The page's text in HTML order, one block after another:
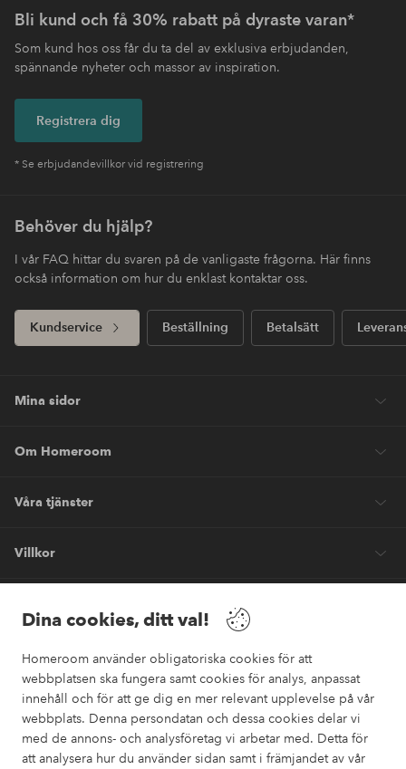
Dina cookies, ditt val!
Homeroom använder obligatoriska cookies för att
webbplatsen ska fungera samt cookies för analys, anpassat
innehåll och för att ge dig en mer relevant upplevelse på vår
webbplats. Denna persondatan och dessa cookies delar vi
med de annons- och analysföretag vi arbetar med. Detta för
att analysera hur du använder sidan samt i främjandet av vår
Bli kund och få 30% rabatt på dyraste varan*
Som kund hos oss får du ta del av exklusiva erbjudanden,
spännande nyheter och massor av inspiration.
Registrera dig
* Se erbjudandevillkor vid registrering
Behöver du hjälp?
I vår FAQ hittar du svaren på de vanligaste frågorna. Här finns
också information om hur du enklast kontaktar oss.
Kundservice Beställning Betalsätt
Mina sidor
Om Homeroom
Våra tjänster
Villkor
Säkra betalningar
Vill du veta mer om våra betalalternativ ?